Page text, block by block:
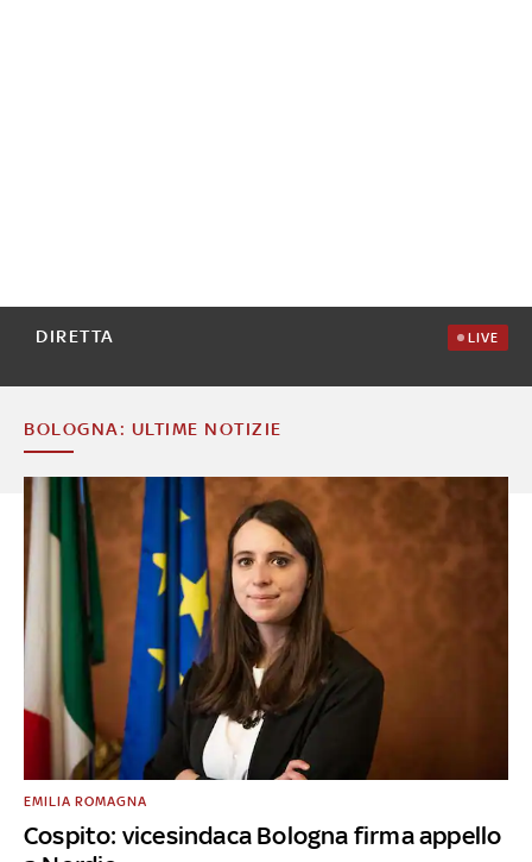
DIRETTA LIVE
BOLOGNA: ULTIME NOTIZIE
Cospito: vicesindaca Bologna firma appello
EMILIA ROMAGNA